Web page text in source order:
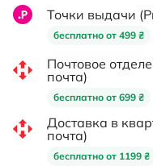
Точки выдачи
бесплатно от 499 ₴
Почтовое
почта)
бесплатно от 699 ₴
Доставка в
почта)
бесплатно от 1199 ₴